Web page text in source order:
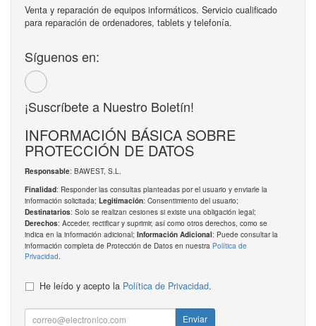
Venta y reparación de equipos informáticos. Servicio cualificado
para reparación de ordenadores, tablets y telefonía.
Síguenos en:
¡Suscríbete a Nuestro Boletín!
INFORMACIÓN BÁSICA SOBRE
PROTECCIÓN DE DATOS
Responsable: BAWEST, S.L.
Finalidad: Responder las consultas planteadas por el usuario y enviarle la
información solicitada; Legitimación: Consentimiento del usuario;
Destinatarios: Solo se realizan cesiones si existe una obligación legal;
Derechos: Acceder, rectificar y suprimir, así como otros derechos, como se
indica en la información adicional; Información Adicional: Puede consultar la
información completa de Protección de Datos en nuestra Política de
Privacidad.
He leído y acepto la Política de Privacidad.
Enviar